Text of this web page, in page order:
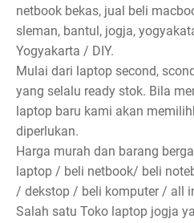
netbook bekas, jual beli
sleman, bantul, jogja,
Yogyakarta / DIY.
Mulai dari laptop second,
yang selalu ready stok. Bila
laptop baru kami akan
diperlukan.
Harga murah dan barang
laptop / beli netbook/ beli
/ dekstop / beli komputer / all
Salah satu Toko laptop jogja